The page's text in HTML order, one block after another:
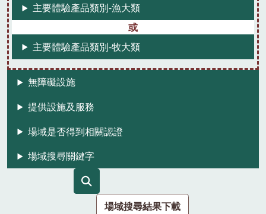
主要體驗產品類別-漁大類
主要體驗產品類別-牧大類
無障礙設施
提供設施及服務
場域是否得到相關認證
場域搜尋關鍵字
場域搜尋結果下載